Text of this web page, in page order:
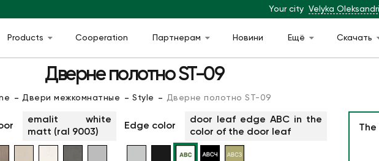
Your city Velyka
Products Cooperation Партнерам Новини Ещё Скачать
Дверне полотно ST-09
Двери межкомнатные Style Дверне полотно ST-09
emalit white
matt (ral 9003)
Edge color
door leaf edge ABC in the
color of the door leaf